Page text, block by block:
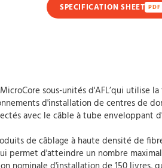
SPECIFICATION SHEET PDF
sous-unités d'AFL’qui utilise
d'installation de centres de
avec le câble à tube enveloppant
de câblage à haute densité de
permet d'atteindre un nombre